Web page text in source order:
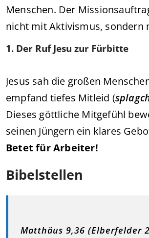
Menschen. Der
nicht mit Aktivismus, sondern
1. Der Ruf Jesu zur Fürbitte
Jesus sah die großen
empfand tiefes Mitleid (
Dieses göttliche Mitgefühl
seinen Jüngern ein klares
Betet für Arbeiter!
Bibelstellen
Matthäus 9,36 (Elberfelder